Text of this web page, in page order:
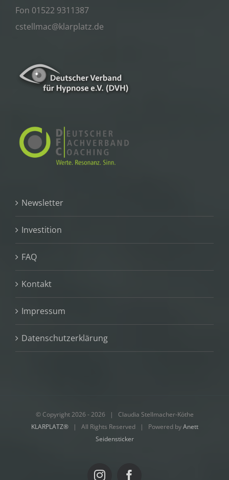
Fon 01522 9311387
cstellmac@klarplatz.de
Newsletter
Investition
FAQ
Kontakt
Impressum
Datenschutzerklärung
© Copyright 2026 -2026 | Claudia Stellmacher-Köthe
KLARPLATZ®| All Rights Reserved | Powered byAnett
Seidensticker